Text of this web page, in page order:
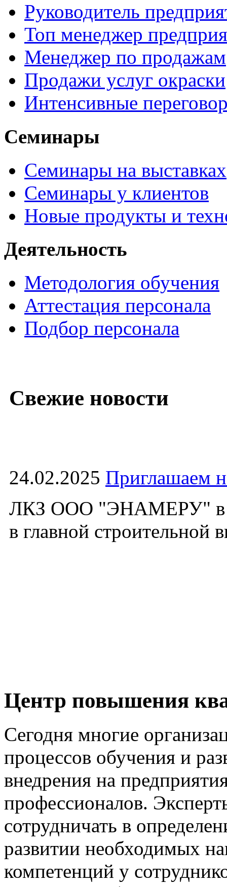
Руководитель
Топ менеджер
Менеджер по продажам
Продажи услуг окраски
Интенсивные
Семинары
Семинары на выставках
Семинары у клиентов
Новые продукты и
Деятельность
Методология обучения
Аттестация персонала
Подбор персонала
Свежие новости
24.02.2025 Приглашаем
ЛКЗ ООО "ЭНАМЕРУ" в
в главной строительной
Центр повышения
Сегодня многие
процессов обучения и
внедрения на
профессионалов.
сотрудничать в
развитии необходимых
компетенций у